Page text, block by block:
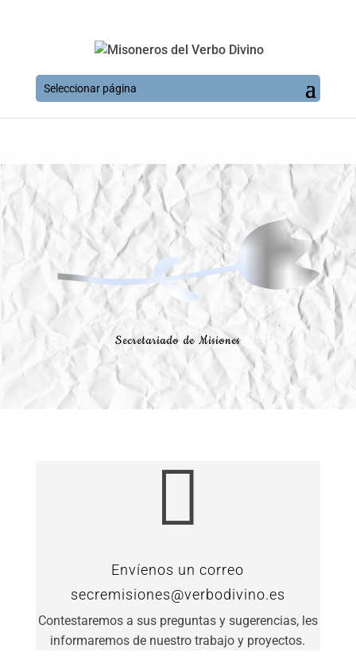
Seleccionar página
Secretariado de Misiones

Envíenos un correo
secremisiones@verbodivino.es
Contestaremos a sus preguntas y sugerencias, les
informaremos de nuestro trabajo y proyectos.